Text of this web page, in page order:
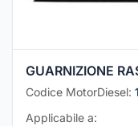
GUARNIZIONE
Codice MotorDiesel:
Applicabile a: